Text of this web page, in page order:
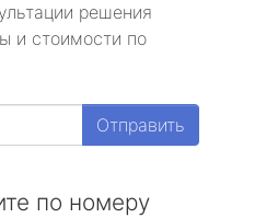
решения
и стоимости по
Отправить
по номеру